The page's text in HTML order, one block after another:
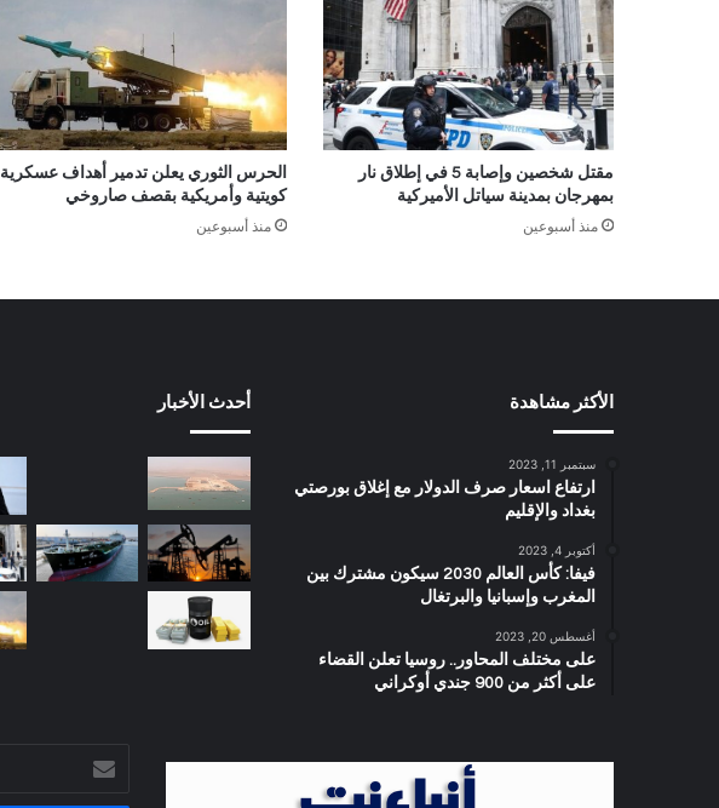
مقتل شخصين وإصابة 5 في إطلاق نار
بمهرجان بمدينة سياتل الأميركية
منذ أسبوعين
الحرس الثوري يعلن تدمير أهداف عسكرية
كويتية وأمريكية بقصف صاروخي
منذ أسبوعين
الأكثر مشاهدة
سبتمبر 11, 2023
ارتفاع اسعار صرف الدولار مع إغلاق بورصتي
بغداد والإقليم
أكتوبر 4, 2023
فيفا: كأس العالم 2030 سيكون مشترك بين
المغرب وإسبانيا والبرتغال
أغسطس 20, 2023
على مختلف المحاور.. روسيا تعلن القضاء
على أكثر من 900 جندي أوكراني
أحدث الأخبار
بريدك